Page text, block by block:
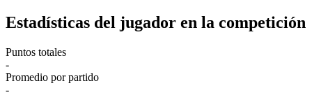
Estadísticas del jugador en la competición
Puntos totales
-
Promedio por partido
-